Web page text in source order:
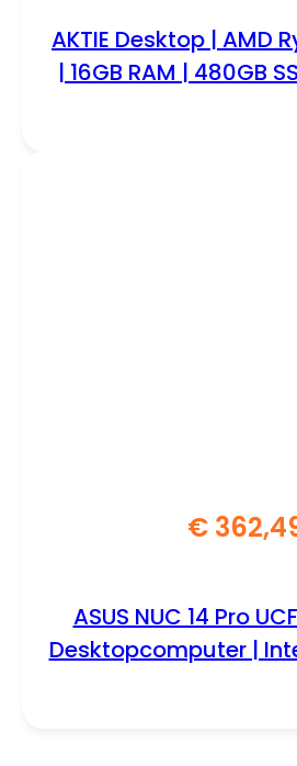
AKTIE Desktop | AMD
| 16GB RAM | 480GB
€
ASUS NUC 14 Pro
Desktopcomputer |